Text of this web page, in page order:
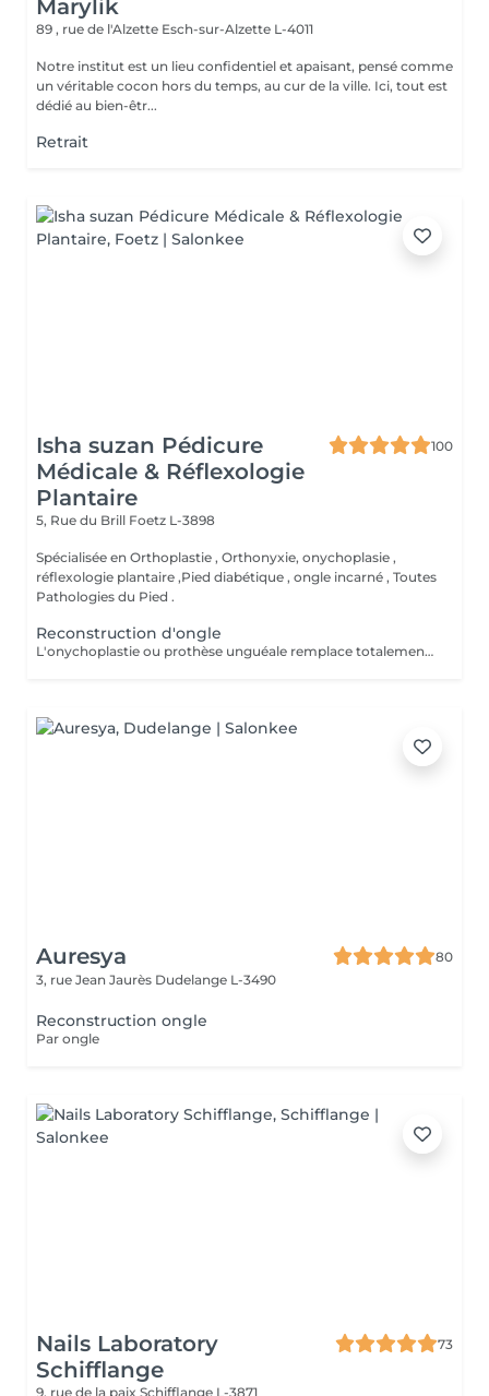
Marylik
89 , rue de l'Alzette Esch-sur-Alzette L-4011
Notre institut est un lieu confidentiel et apaisant, pensé comme
un véritable cocon hors du temps, au cur de la ville. Ici, tout est
dédié au bien-êtr...
Retrait
Isha suzan Pédicure
Médicale & Réflexologie
Plantaire
100
5, Rue du Brill Foetz L-3898
Spécialisée en Orthoplastie , Orthonyxie, onychoplasie ,
réflexologie plantaire ,Pied diabétique , ongle incarné , Toutes
Pathologies du Pied .
Reconstruction d'ongle
L'onychoplastie ou prothèse unguéale remplace totalement ou partiellement l'ongle absent ou déformé. ongle mycosé Ce faux ongle est fabriqué à base d'une résine composite photopolymerisation sous forme de pâte transparente, devenant dure par photopolymérisation par une lampe LED Haute densité.
Auresya
80
3, rue Jean Jaurès Dudelange L-3490
Reconstruction ongle
Par ongle
Nails Laboratory
Schifflange
73
9, rue de la paix Schifflange L-3871